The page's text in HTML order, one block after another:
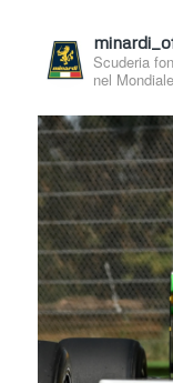
Scuderia
nel